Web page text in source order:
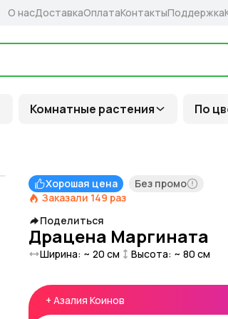
Комнатные растения По
О насДоставкаОплатаКонтактыПоддержка
Хорошая цена
Без промо
Заказали 149 раз
Поделиться
Драцена Маргината
Ширина: ~ 20 см Высота: ~ 80 см
+ Азалия Коинов